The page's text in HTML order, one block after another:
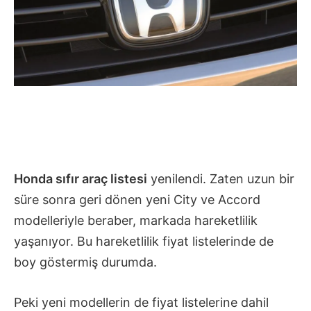
Honda sıfır araç listesi yenilendi. Zaten uzun bir
süre sonra geri dönen yeni City ve Accord
modelleriyle beraber, markada hareketlilik
yaşanıyor. Bu hareketlilik fiyat listelerinde de
boy göstermiş durumda.
Peki yeni modellerin de fiyat listelerine dahil